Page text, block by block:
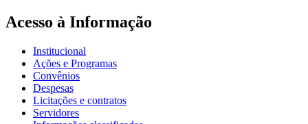
Acesso à Informação
Institucional
Ações e Programas
Convênios
Despesas
Licitações e contratos
Servidores